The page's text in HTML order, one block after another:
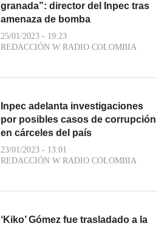
granada”: director del Inpec tras
amenaza de bomba
25/01/2023 - 19:23
REDACCIÓN W RADIO COLOMBIA
Inpec adelanta investigaciones
por posibles casos de corrupción
en cárceles del país
23/01/2023 - 13:01
REDACCIÓN W RADIO COLOMBIA
‘Kiko’ Gómez fue trasladado a la